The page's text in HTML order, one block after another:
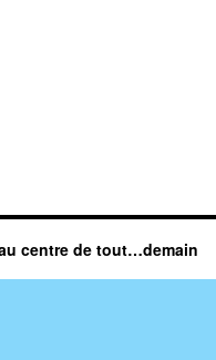
centre de tout…demain